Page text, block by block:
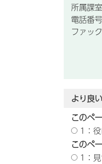
所属課室
電話番
ファッ
より良
このペ
1：
このペ
1：